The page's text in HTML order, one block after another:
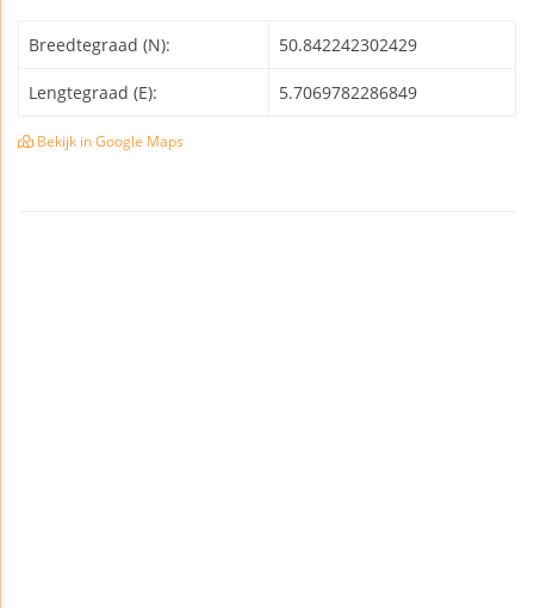
Breedtegraad (N): 50.842242302429
Lengtegraad (E): 5.7069782286849
Bekijk in Google Maps